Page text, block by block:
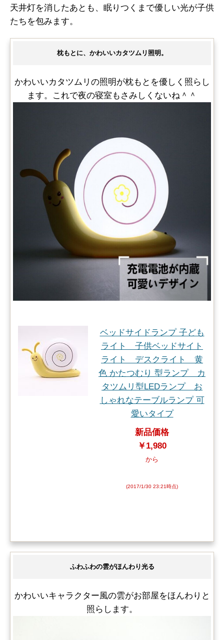
天井灯を消したあとも、眠りつくまで優しい光が子供
たちを包みます。
枕もとに、かわいいカタツムリ照明。
かわいいカタツムリの照明が枕もとを優しく照らし
ます。これで夜の寝室もさみしくないね＾＾
ベッドサイドランプ 子ども
ライト 子供ベッドサイト
ライト デスクライト 黄
色 かたつむり 型ランプ カ
タツムリ型LEDランプ お
しゃれなテーブルランプ 可
愛いタイプ
新品価格
￥1,980
から
(2017/1/30 23:21時点)
ふわふわの雲がほんわり光る
かわいいキャラクター風の雲がお部屋をほんわりと
照らします。